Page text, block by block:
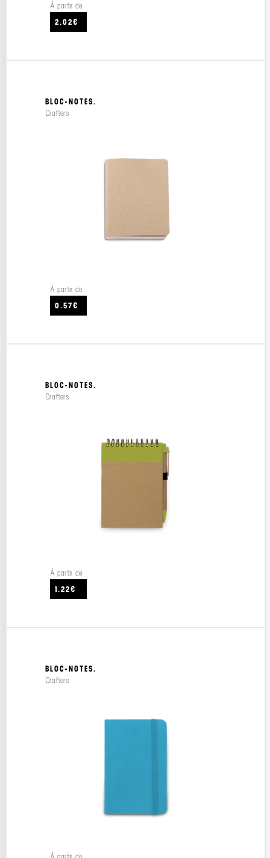
À partir de
2.02€
BLOC-NOTES.
Crafters
À partir de
0.57€
BLOC-NOTES.
Crafters
À partir de
1.22€
BLOC-NOTES.
Crafters